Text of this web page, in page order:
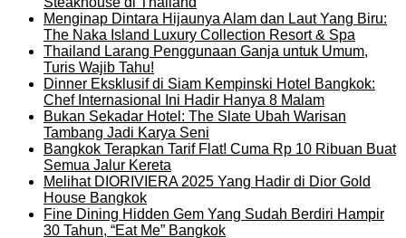
Menginap Dintara Hijaunya Alam dan Laut Yang Biru:
The Naka Island Luxury Collection Resort & Spa
Thailand Larang Penggunaan Ganja untuk Umum,
Turis Wajib Tahu!
Dinner Eksklusif di Siam Kempinski Hotel Bangkok:
Chef Internasional Ini Hadir Hanya 8 Malam
Bukan Sekadar Hotel: The Slate Ubah Warisan
Tambang Jadi Karya Seni
Bangkok Terapkan Tarif Flat! Cuma Rp 10 Ribuan Buat
Semua Jalur Kereta
Melihat DIORIVIERA 2025 Yang Hadir di Dior Gold
House Bangkok
Fine Dining Hidden Gem Yang Sudah Berdiri Hampir
30 Tahun, “Eat Me” Bangkok